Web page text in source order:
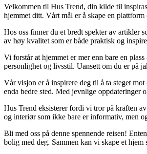
Velkommen til Hus Trend, din kilde til
hjemmet ditt. Vårt mål er å skape en
Hos oss finner du et bredt spekter av artikler
av høy kvalitet som er både praktisk og
Vi forstår at hjemmet er mer enn bare en
personlighet og livsstil. Uansett om du er på
Vår visjon er å inspirere deg til å ta steget
enda bedre sted. Med jevnlige oppdateringer
Hus Trend eksisterer fordi vi tror på kraften
og interiør som ikke bare er informativ, men
Bli med oss på denne spennende reisen!
bolig med deg. Sammen kan vi skape et